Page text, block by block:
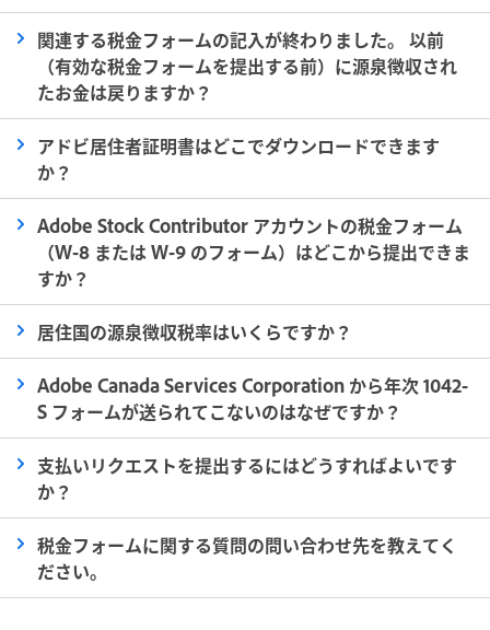
関連する税金フォームの記入が終わりました。 以前
（有効な税金フォームを提出する前）に源泉徴収され
たお金は戻りますか？
アドビ居住者証明書はどこでダウンロードできます
か？
Adobe Stock Contributor アカウントの税金フォーム
（W-8 または W-9 のフォーム）はどこから提出できま
すか？
居住国の源泉徴収税率はいくらですか？
Adobe Canada Services Corporation から年次 1042-
S フォームが送られてこないのはなぜですか？
支払いリクエストを提出するにはどうすればよいです
か？
税金フォームに関する質問の問い合わせ先を教えてく
ださい。